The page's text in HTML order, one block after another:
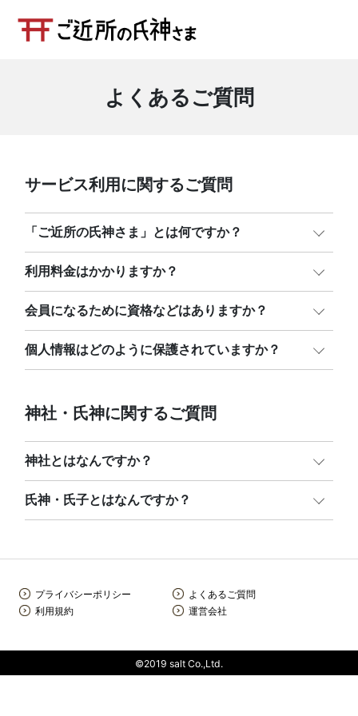
よくあるご質問
サービス利用に関するご質問
「ご近所の氏神さま」とは何ですか？
利用料金はかかりますか？
会員になるために資格などはありますか？
個人情報はどのように保護されていますか？
神社・氏神に関するご質問
神社とはなんですか？
氏神・氏子とはなんですか？
プライバシーポリシー
よくあるご質問
利用規約
運営会社
©2019 salt Co.,Ltd.